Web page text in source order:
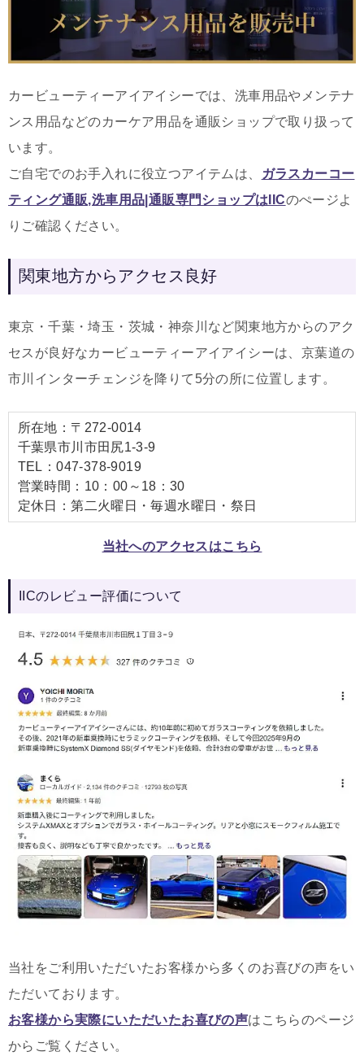
カービューティーアイアイシーでは、洗車用品やメンテナ
ンス用品などのカーケア用品を通販ショップで取り扱って
います。
ご自宅でのお手入れに役立つアイテムは、 ガラスカーコー
ティング通販,洗車用品|通販専門ショップはIICのぺージよ
りご確認ください。
関東地方からアクセス良好
東京・千葉・埼玉・茨城・神奈川など関東地方からのアク
セスが良好なカービューティーアイアイシーは、京葉道の
市川インターチェンジを降りて5分の所に位置します。
所在地：〒272-0014
千葉県市川市田尻1-3-9
TEL：047-378-9019
営業時間：10：00～18：30
定休日：第二火曜日・毎週水曜日・祭日
当社へのアクセスはこちら
IICのレビュー評価について
当社をご利用いただいたお客様から多くのお喜びの声をい
ただいております。
お客様から実際にいただいたお喜びの声はこちらのページ
からご覧ください。